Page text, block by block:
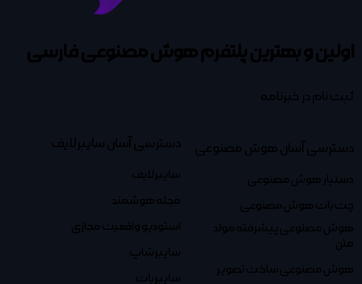
اولین و بهترین پلتفرمهوش مصنوعی فارسی
ثبت نام در خبرنامه
دسترسی آسان هوش مصنوعی
دستیار هوش مصنوعی
چت بات هوش مصنوعی
هوش مصنوعی پیشرفته مولد
متن
هوش مصنوعی ساخت تصویر
دسترسی آسان سایبرلایف
سایبرلایف
مجله هوشمند
استودیو واقعیت مجازی
سایبرشاپ
سایبربات